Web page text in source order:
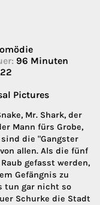
96 Minuten
Pictures
Mr. Shark, der
Mann fürs Grobe,
die "Gangster
allen. Als die fünf
gefasst werden,
Gefängnis zu
tun gar nicht so
Schurke die Stadt